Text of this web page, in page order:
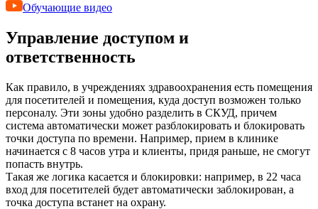
Обучающие видео
Управление доступом и
ответственность
Как правило, в учреждениях здравоохранения есть помещения
для посетителей и помещения, куда доступ возможен только
персоналу. Эти зоны удобно разделить в СКУД, причем
система автоматически может разблокировать и блокировать
точки доступа по времени. Например, прием в клинике
начинается с 8 часов утра и клиенты, придя раньше, не смогут
попасть внутрь.
Такая же логика касается и блокировки: например, в 22 часа
вход для посетителей будет автоматически заблокирован, а
точка доступа встанет на охрану.